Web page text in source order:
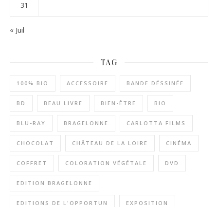
31
« Juil
TAG
100% BIO ACCESSOIRE BANDE DÉSSINÉE
BD BEAU LIVRE BIEN-ÊTRE BIO
BLU-RAY BRAGELONNE CARLOTTA FILMS
CHOCOLAT CHÂTEAU DE LA LOIRE CINÉMA
COFFRET COLORATION VÉGÉTALE DVD
EDITION BRAGELONNE
EDITIONS DE L'OPPORTUN EXPOSITION